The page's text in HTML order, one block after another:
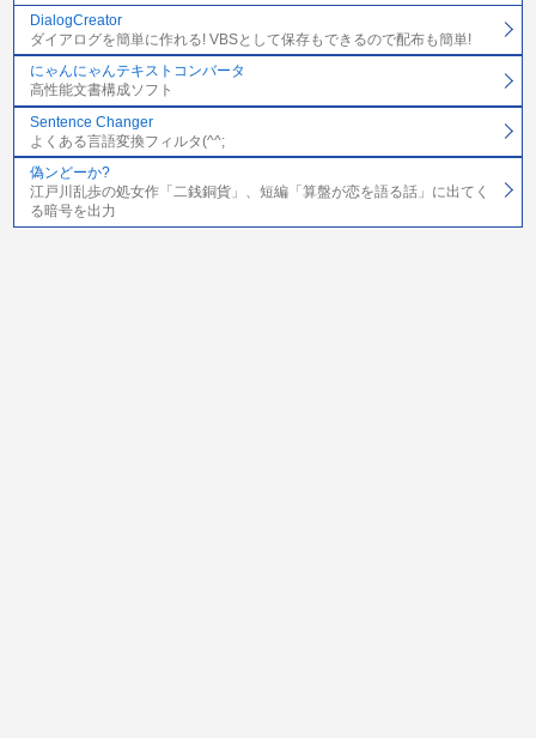
DialogCreator
ダイアログを簡単に作れる! VBSとして保存もできるので配布も簡単!
にゃんにゃんテキストコンバータ
高性能文書構成ソフト
Sentence Changer
よくある言語変換フィルタ(^^;
偽ンどーか?
江戸川乱歩の処女作「二銭銅貨」、短編「算盤が恋を語る話」に出てく
る暗号を出力